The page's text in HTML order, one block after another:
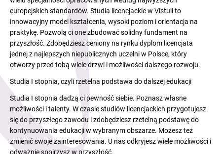
europejskich standardów. Studia licencjackie w Vistuli to
innowacyjny model kształcenia, wysoki poziom i orientacja na
praktykę. Pozwolą ci one zbudować solidny fundament na
przyszłość. Zdobędziesz ceniony na rynku dyplom licencjata
jednej z najlepszych niepublicznych uczelni w Polsce, który
otworzy przed tobą wiele drzwi i możliwości dalszego rozwoju.
Studia I stopnia, czyli rzetelna podstawa do dalszej edukacji
Studia I stopnia dadzą ci pewność siebie. Poznasz własne
możliwości i talenty. W czasie studiów licencjackich przygotujesz
się do przyszłego zawodu i zdobędziesz rzetelną podstawę do
kontynuowania edukacji w wybranym obszarze. Możesz też
zmienić swoje zainteresowania. U nas odkryjesz wiele możliwości i
odważnie spojrzysz w przyszłość.